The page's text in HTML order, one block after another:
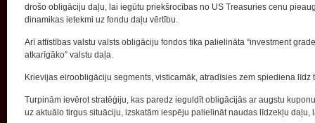
drošo obligāciju daļu, lai iegūtu priekšrocības no US Treasuries cenu
dinamikas ietekmi uz fondu daļu vērtību.
Arī attīstības valstu valsts obligāciju fondos tika palielināta “investment
atkarīgāko” valstu daļa.
Krievijas eiroobligāciju segments, visticamāk, atradīsies zem spiediena līdz
Turpinām ievērot stratēģiju, kas paredz ieguldīt obligācijās ar augstu
uz aktuālo tirgus situāciju, izskatām iespēju palielināt naudas līdzekļu